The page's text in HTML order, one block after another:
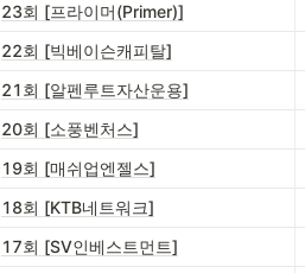
23회 [프라이머(Primer)]
22회 [빅베이슨캐피탈]
21회 [알펜루트자산운용]
20회 [소풍벤처스]
19회 [매쉬업엔젤스]
18회 [KTB네트워크]
17회 [SV인베스트먼트]